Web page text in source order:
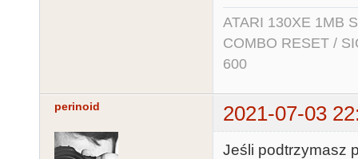
ATARI 130XE 1MB
COMBO RESET /
600
perinoid 2021-07-03
Jeśli podtrzymasz